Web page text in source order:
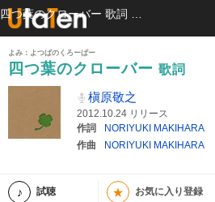
よみ：よつばのくろーばー
四つ葉のクローバー 歌詞
槇原敬之
2012.10.24 リリース
作詞
NORIYUKI MAKIHARA
作曲
NORIYUKI MAKIHARA
試聴 ★ お気に入り登録